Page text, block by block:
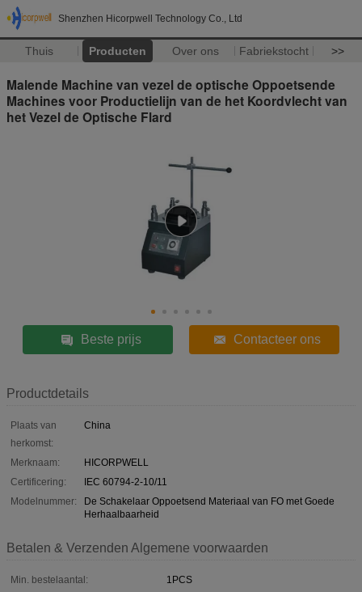
Shenzhen Hicorpwell Technology Co., Ltd
Thuis Producten Over ons Fabriekstocht >>
Malende Machine van vezel de optische Oppoetsende
Machines voor Productielijn van de het Koordvlecht van
het Vezel de Optische Flard
Beste prijs Contacteer ons
Productdetails
Plaats van
herkomst:
China
Merknaam:
HICORPWELL
Certificering:
IEC 60794-2-10/11
Modelnummer:
De Schakelaar Oppoetsend Materiaal van FO met Goede
Herhaalbaarheid
Betalen & Verzenden Algemene voorwaarden
Min. bestelaantal:
1PCS